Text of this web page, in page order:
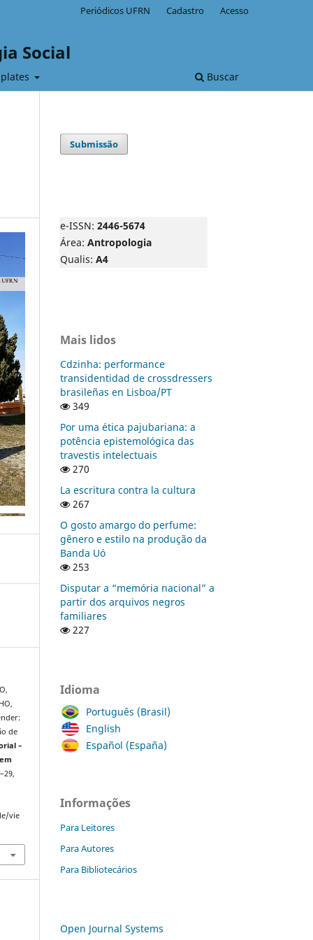
Social
Buscar
Periódicos UFRN Cadastro Acesso
de
–
vie
Submissão
e-ISSN: 2446-5674
Área: Antropologia
Qualis: A4
Mais lidos
Cdzinha: performance
transidentidad de crossdressers
brasileñas en Lisboa/PT
349
Por uma ética pajubariana: a
potência epistemológica das
travestis intelectuais
270
La escritura contra la cultura
267
O gosto amargo do perfume:
gênero e estilo na produção da
Banda Uó
253
Disputar a “memória nacional” a
partir dos arquivos negros
familiares
227
Idioma
Português (Brasil)
English
Español (España)
Informações
Para Leitores
Para Autores
Para Bibliotecários
Open Journal Systems